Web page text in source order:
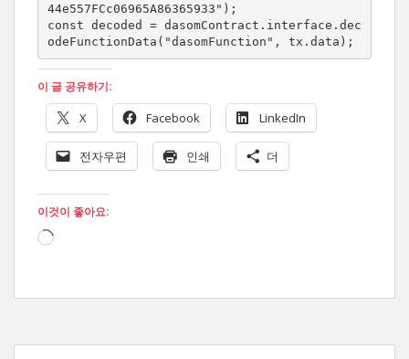
44e557FCc06965A86365933");
const decoded = dasomContract.interface.dec
odeFunctionData("dasomFunction", tx.data);
이 글 공유하기:
X Facebook LinkedIn
전자우편 인쇄 더
이것이 좋아요:
로